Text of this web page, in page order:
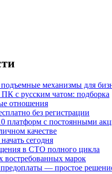
механизмы для
с русским чатом: подборка
отношения
без регистрации
платформ с постоянными
качестве
сегодня
в СТО полного цикла
востребованных марок
— простое